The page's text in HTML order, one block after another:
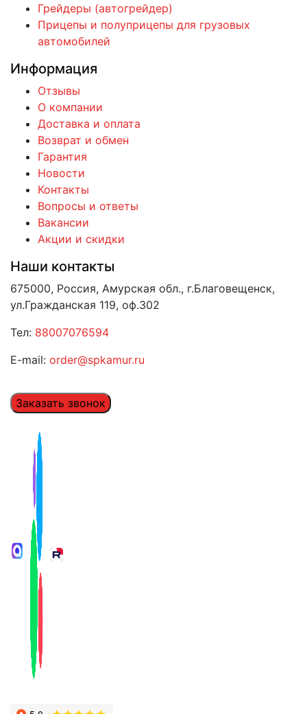
Грейдеры (автогрейдер)
Прицепы и полуприцепы для грузовых
автомобилей
Информация
Отзывы
О компании
Доставка и оплата
Возврат и обмен
Гарантия
Новости
Контакты
Вопросы и ответы
Вакансии
Акции и скидки
Наши контакты
675000, Россия, Амурская обл., г.Благовещенск,
ул.Гражданская 119, оф.302
Тел: 88007076594
E-mail: order@spkamur.ru
Заказать звонок